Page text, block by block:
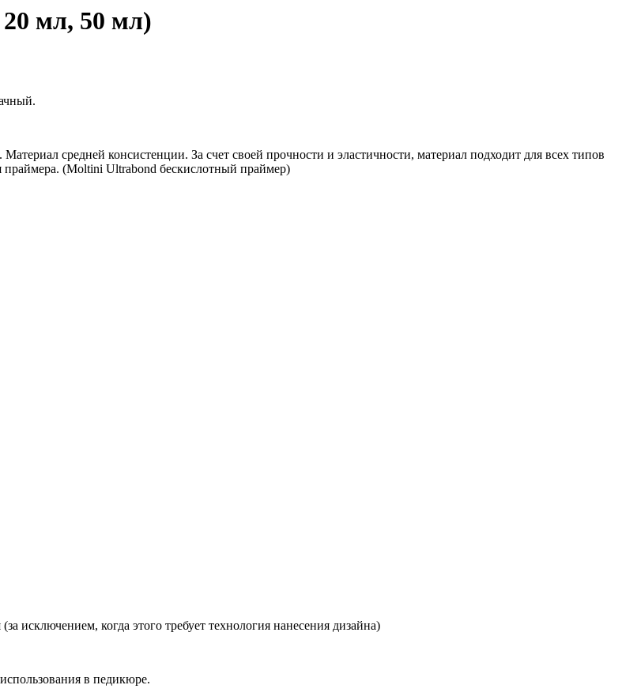
мл, 50 мл)
средней консистенции. За счет своей прочности и эластичности, материал подходит для всех типов
праймера. (Moltini Ultrabond бескислотный праймер)
исключением, когда этого требует технология нанесения дизайна)
в педикюре.